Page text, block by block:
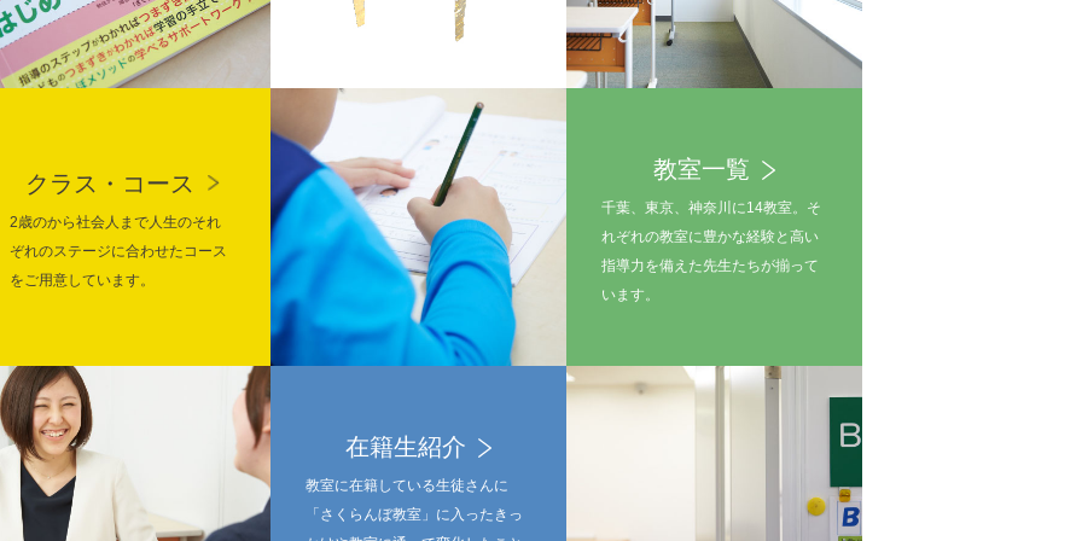
クラス・コース
2歳のから社会人まで人生のそれ
ぞれのステージに合わせたコース
をご用意しています。
教室一覧
千葉、東京、神奈川に14教室。そ
れぞれの教室に豊かな経験と高い
指導力を備えた先生たちが揃って
います。
在籍生紹介
教室に在籍している生徒さんに
「さくらんぼ教室」に入ったきっ